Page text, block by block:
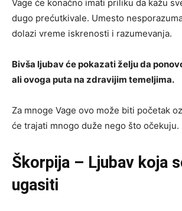
Vage će konačno imati priliku da kažu
dugo prećutkivale. Umesto
dolazi vreme iskrenosti i razumevanja.
Bivša ljubav će pokazati želju da
ali ovoga puta na zdravijim temeljima.
Za mnoge Vage ovo može biti početak
će trajati mnogo duže nego što očekuju.
Škorpija – Ljubav koja
ugasiti